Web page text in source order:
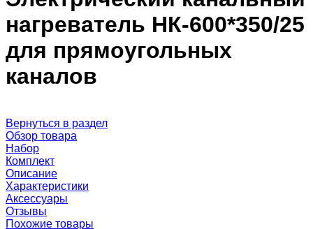
нагреватель НК-600*350/25
для прямоугольных
каналов
Вернуться в раздел
Обзор товара
Набор
Комплект
Описание
Характеристики
Аксессуары
Отзывы
Похожие товары